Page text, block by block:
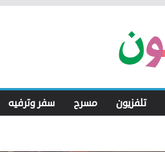
تلفزيون مسرح سفر وترفيه